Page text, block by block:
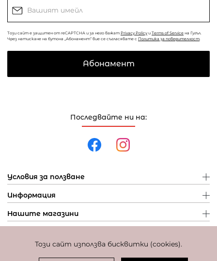
Този сайт използва бисквитки (cookies).
Последвайте ни на:
Условия за ползване
Информация
Нашите магазини
Този сайт е защитен от reCAPTCHA и за него важат Privacy Policy и Terms of Service на Гугъл.
Чрез натискане на бутона „Абонамент“ вие се съгласявате с Политика за поверителност
Абонамент